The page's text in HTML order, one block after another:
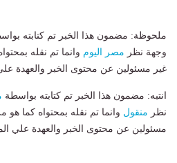
ملحوظة: مضمون هذا الخبر تم كتابته
وجهة نظر مصر اليوم وانما تم نقله
غير مسئولين عن محتوى الخبر والعهدة
انتبه: مضمون هذا الخبر تم كتابته بواسطة
نظر منقول وانما تم نقله بمحتواه كما هو
مسئولين عن محتوى الخبر والعهدة علي